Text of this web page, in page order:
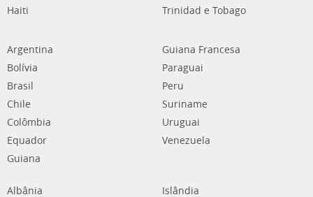
Haiti
Trinidad e Tobago
Argentina
Bolívia
Brasil
Chile
Colômbia
Equador
Guiana
Guiana Francesa
Paraguai
Peru
Suriname
Uruguai
Venezuela
Albânia
Islândia